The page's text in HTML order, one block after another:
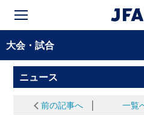
大会・試合
ニュース
前の記事へ 一覧